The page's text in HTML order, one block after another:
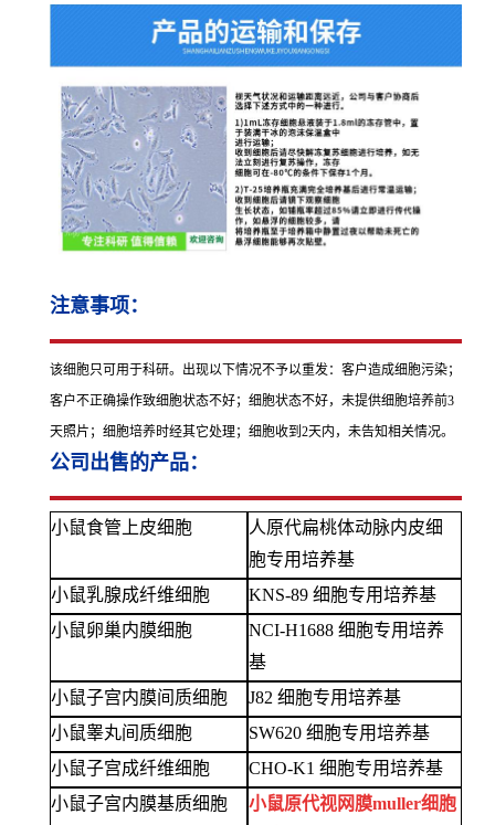
注意事项：
该细胞只可用于科研。出现以下情况不予以重发：客户造成细胞污染；
客户不正确操作致细胞状态不好；细胞状态不好，未提供细胞培养前3
天照片；细胞培养时经其它处理；细胞收到2天内，未告知相关情况。
公司出售的产品：
小鼠食管上皮细胞
人原代扁桃体动脉内皮细
胞专用培养基
小鼠乳腺成纤维细胞
KNS-89 细胞专用培养基
小鼠卵巢内膜细胞
NCI-H1688 细胞专用培养
基
小鼠子宫内膜间质细胞
J82 细胞专用培养基
小鼠睾丸间质细胞
SW620 细胞专用培养基
小鼠子宫成纤维细胞
CHO-K1 细胞专用培养基
小鼠子宫内膜基质细胞
小鼠原代视网膜muller细胞